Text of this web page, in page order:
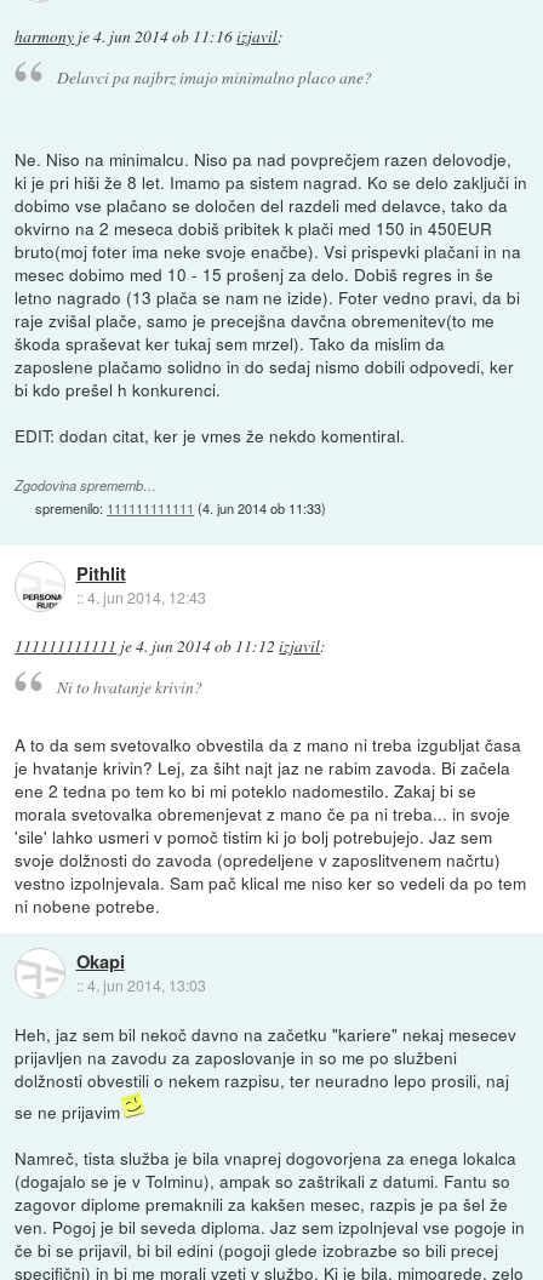
harmony je4. jun 2014 ob 11:16izjavil:
Delavci pa najbrz imajo minimalno placo ane?
Ne. Niso na minimalcu. Niso pa nad povprečjem razen delovodje,
ki je pri hiši že 8 let. Imamo pa sistem nagrad. Ko se delo zaključi in
dobimo vse plačano se določen del razdeli med delavce, tako da
okvirno na 2 meseca dobiš pribitek k plači med 150 in 450EUR
bruto(moj foter ima neke svoje enačbe). Vsi prispevki plačani in na
mesec dobimo med 10 - 15 prošenj za delo. Dobiš regres in še
letno nagrado (13 plača se nam ne izide). Foter vedno pravi, da bi
raje zvišal plače, samo je precejšna davčna obremenitev(to me
škoda spraševat ker tukaj sem mrzel). Tako da mislim da
zaposlene plačamo solidno in do sedaj nismo dobili odpovedi, ker
bi kdo prešel h konkurenci.
EDIT: dodan citat, ker je vmes že nekdo komentiral.
Zgodovina sprememb…
spremenilo: 111111111111 (4. jun 2014 ob 11:33)
Pithlit
::4. jun 2014, 12:43
111111111111 je4. jun 2014 ob 11:12 izjavil:
Ni to hvatanje krivin?
A to da sem svetovalko obvestila da z mano ni treba izgubljat časa
je hvatanje krivin? Lej, za šiht najt jaz ne rabim zavoda. Bi začela
ene 2 tedna po tem ko bi mi poteklo nadomestilo. Zakaj bi se
morala svetovalka obremenjevat z mano če pa ni treba... in svoje
'sile' lahko usmeri v pomoč tistim ki jo bolj potrebujejo. Jaz sem
svoje dolžnosti do zavoda (opredeljene v zaposlitvenem načrtu)
vestno izpolnjevala. Sam pač klical me niso ker so vedeli da po tem
ni nobene potrebe.
Okapi
::4. jun 2014, 13:03
Heh, jaz sem bil nekoč davno na začetku "kariere" nekaj mesecev
prijavljen na zavodu za zaposlovanje in so me po službeni
dolžnosti obvestili o nekem razpisu, ter neuradno lepo prosili, naj
se ne prijavim
Namreč, tista služba je bila vnaprej dogovorjena za enega lokalca
(dogajalo se je v Tolminu), ampak so zaštrikali z datumi. Fantu so
zagovor diplome premaknili za kakšen mesec, razpis je pa šel že
ven. Pogoj je bil seveda diploma. Jaz sem izpolnjeval vse pogoje in
če bi se prijavil, bi bil edini (pogoji glede izobrazbe so bili precej
specifični) in bi me morali vzeti v službo. Ki je bila, mimogrede, zelo